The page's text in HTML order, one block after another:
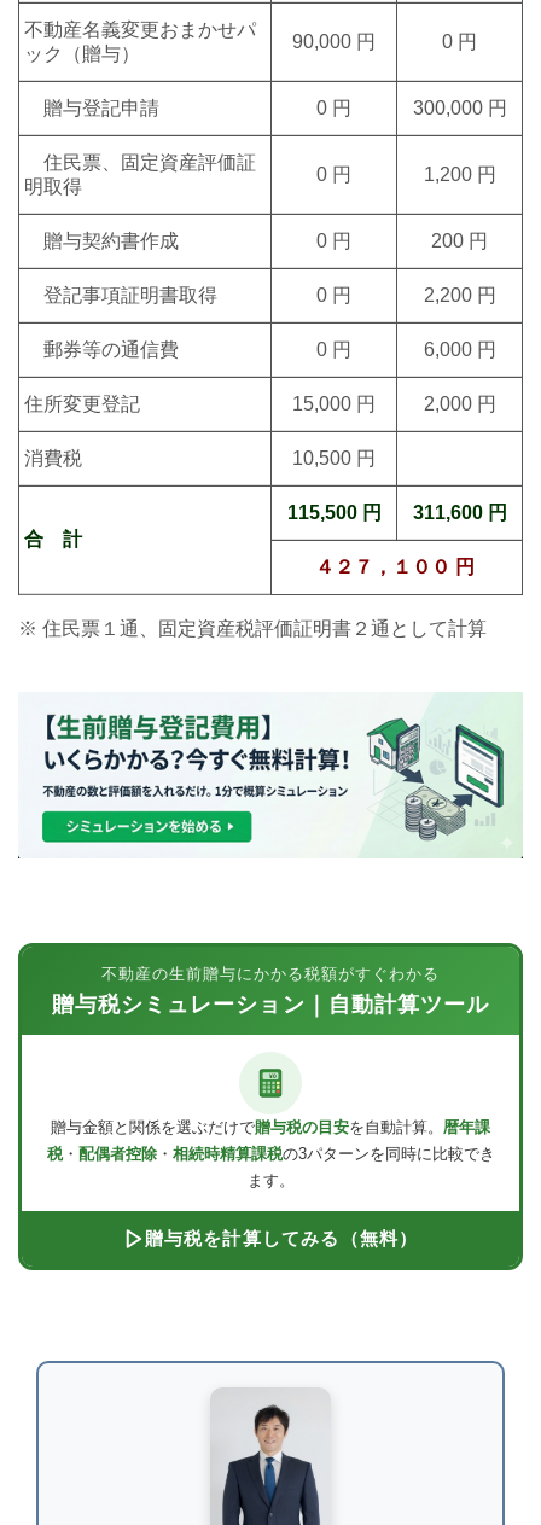
不動産名義変更おまかせパ
ック（贈与）
90,000 円 0 円
贈与登記申請 0 円 300,000 円
住民票、固定資産評価証
明取得
0 円 1,200 円
贈与契約書作成 0 円 200 円
登記事項証明書取得 0 円 2,200 円
郵券等の通信費 0 円 6,000 円
住所変更登記 15,000 円 2,000 円
消費税 10,500 円
合 計
115,500 円 311,600 円
４２７，１００ 円
※ 住民票１通、固定資産税評価証明書２通として計算
不動産の生前贈与にかかる税額がすぐわかる
贈与税シミュレーション｜自動計算ツール
¥0
贈与金額と関係を選ぶだけで贈与税の目安を自動計算。 暦年課
税・ 配偶者控除・ 相続時精算課税の3パターンを同時に比較でき
ます。
贈与税を計算してみる（無料）